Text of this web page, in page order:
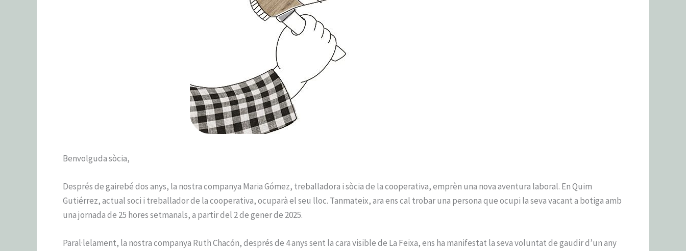
Benvolguda sòcia,
Després de gairebé dos anys, la nostra companya Maria Gómez, treballadora i sòcia de la cooperativa, emprèn una nova aventura laboral. En Quim
Gutiérrez, actual soci i treballador de la cooperativa, ocuparà el seu lloc. Tanmateix, ara ens cal trobar una persona que ocupi la seva vacant a botiga amb
una jornada de 25 hores setmanals, a partir del 2 de gener de 2025.
Paral·lelament, la nostra companya Ruth Chacón, després de 4 anys sent la cara visible de La Feixa, ens ha manifestat la seva voluntat de gaudir d’un any